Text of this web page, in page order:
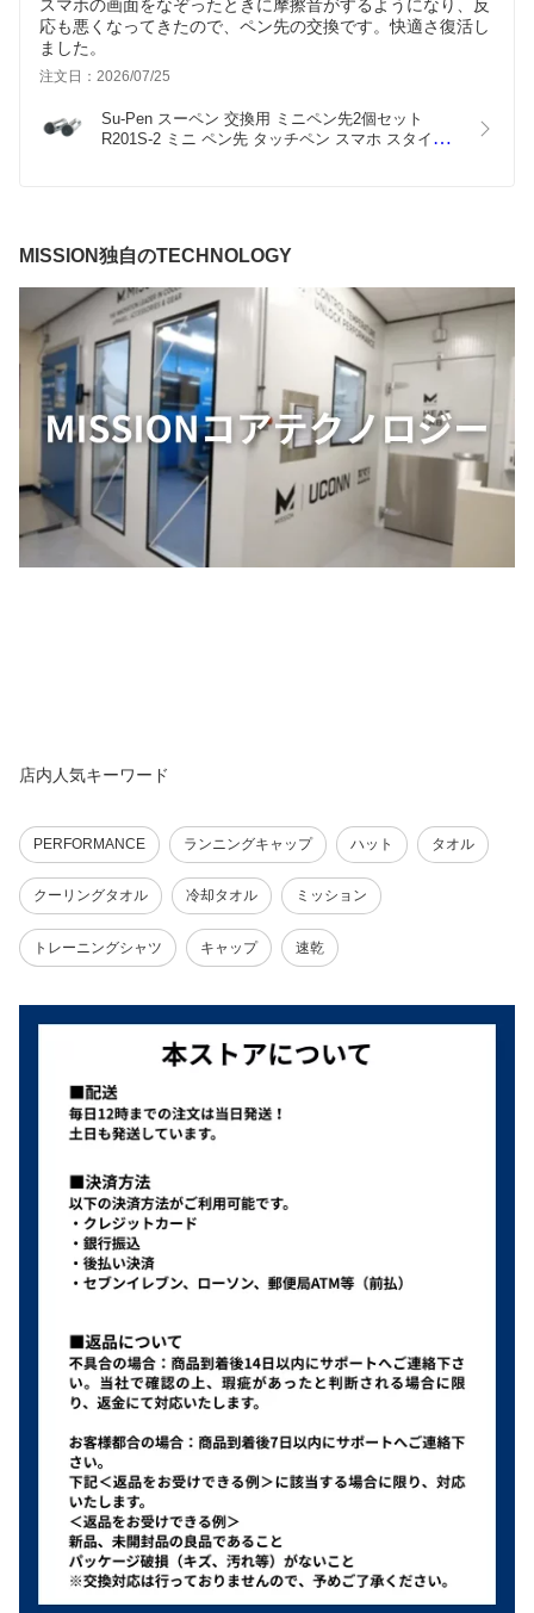
スマホの画面をなぞったときに摩擦音がするようになり、反
応も悪くなってきたので、ペン先の交換です。快適さ復活し
ました。
注文日：2026/07/25
Su-Pen スーペン 交換用 ミニペン先2個セット
R201S-2 ミニ ペン先 タッチペン スマホ スタイラ
MISSION独自のTECHNOLOGY
店内人気キーワード
PERFORMANCE ランニングキャップ ハット タオル
クーリングタオル 冷却タオル ミッション
トレーニングシャツ キャップ 速乾